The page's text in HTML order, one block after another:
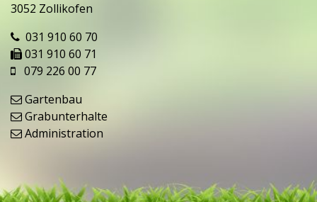
3052 Zollikofen
031 910 60 70
031 910 60 71
079 226 00 77
Gartenbau
Grabunterhalte
Administration